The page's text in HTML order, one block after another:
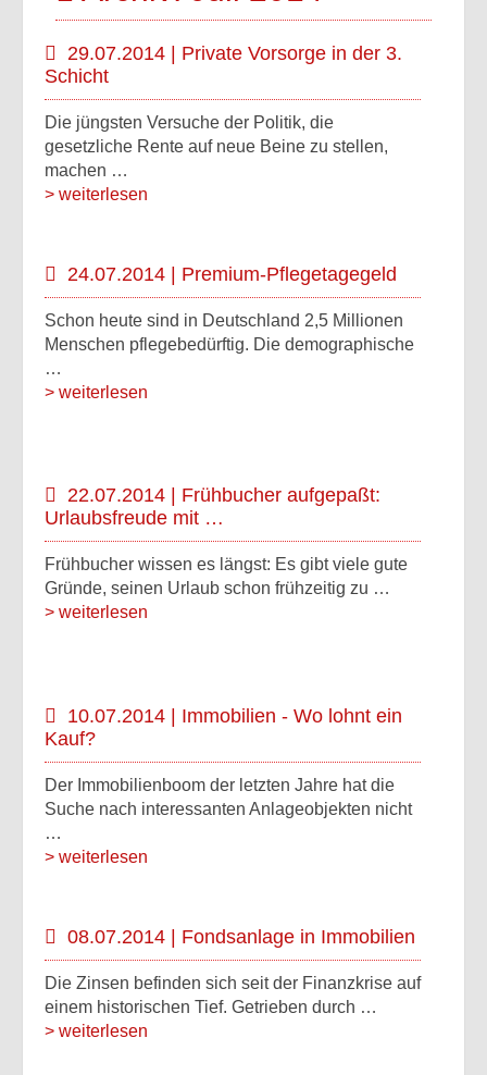
29.07.2014 | Private Vorsorge in der 3.
Schicht
Die jüngsten Versuche der Politik, die
gesetzliche Rente auf neue Beine zu stellen,
machen …
> weiterlesen
24.07.2014 | Premium-Pflegetagegeld
Schon heute sind in Deutschland 2,5 Millionen
Menschen pflegebedürftig. Die demographische
…
> weiterlesen
22.07.2014 | Frühbucher aufgepaßt:
Urlaubsfreude mit …
Frühbucher wissen es längst: Es gibt viele gute
Gründe, seinen Urlaub schon frühzeitig zu …
> weiterlesen
10.07.2014 | Immobilien - Wo lohnt ein
Kauf?
Der Immobilienboom der letzten Jahre hat die
Suche nach interessanten Anlageobjekten nicht
…
> weiterlesen
08.07.2014 | Fondsanlage in Immobilien
Die Zinsen befinden sich seit der Finanzkrise auf
einem historischen Tief. Getrieben durch …
> weiterlesen